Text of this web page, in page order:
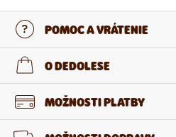
POMOC A VRÁTENIE
Kontaktujte nás
Vrátenie a reklamácia
O DEDOLESE
O nás MOŽNOSTI PLATBY